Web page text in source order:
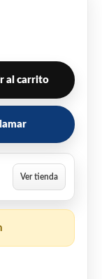
al carrito